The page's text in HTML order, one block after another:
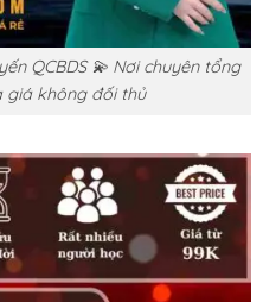
QCBDS 💫 Nơi chuyên tổng
giá không đối thủ